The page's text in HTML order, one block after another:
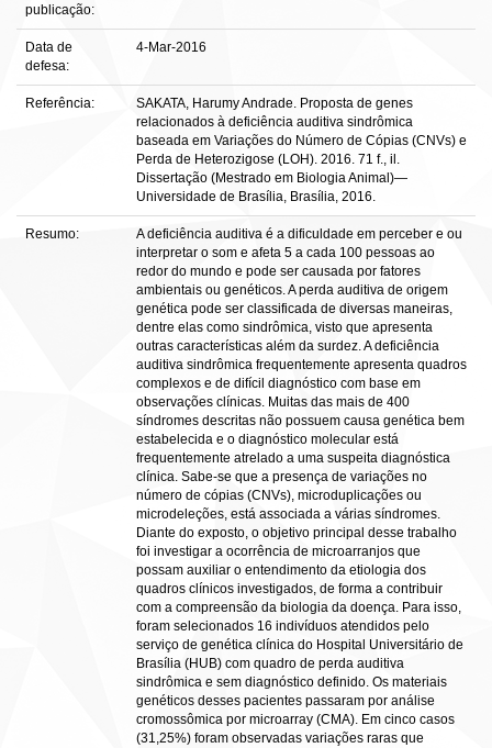
publicação:
Data de
defesa:
4-Mar-2016
Referência:
SAKATA, Harumy Andrade. Proposta de genes
relacionados à deficiência auditiva sindrômica
baseada em Variações do Número de Cópias (CNVs) e
Perda de Heterozigose (LOH). 2016. 71 f., il.
Dissertação (Mestrado em Biologia Animal)—
Universidade de Brasília, Brasília, 2016.
Resumo:
A deficiência auditiva é a dificuldade em perceber e ou
interpretar o som e afeta 5 a cada 100 pessoas ao
redor do mundo e pode ser causada por fatores
ambientais ou genéticos. A perda auditiva de origem
genética pode ser classificada de diversas maneiras,
dentre elas como sindrômica, visto que apresenta
outras características além da surdez. A deficiência
auditiva sindrômica frequentemente apresenta quadros
complexos e de difícil diagnóstico com base em
observações clínicas. Muitas das mais de 400
síndromes descritas não possuem causa genética bem
estabelecida e o diagnóstico molecular está
frequentemente atrelado a uma suspeita diagnóstica
clínica. Sabe-se que a presença de variações no
número de cópias (CNVs), microduplicações ou
microdeleções, está associada a várias síndromes.
Diante do exposto, o objetivo principal desse trabalho
foi investigar a ocorrência de microarranjos que
possam auxiliar o entendimento da etiologia dos
quadros clínicos investigados, de forma a contribuir
com a compreensão da biologia da doença. Para isso,
foram selecionados 16 indivíduos atendidos pelo
serviço de genética clínica do Hospital Universitário de
Brasília (HUB) com quadro de perda auditiva
sindrômica e sem diagnóstico definido. Os materiais
genéticos desses pacientes passaram por análise
cromossômica por microarray (CMA). Em cinco casos
(31,25%) foram observadas variações raras que